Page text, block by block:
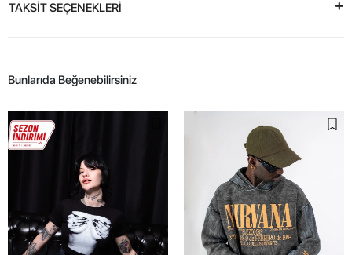
TAKSİT SEÇENEKLERİ
Bunlarıda Beğenebilirsiniz